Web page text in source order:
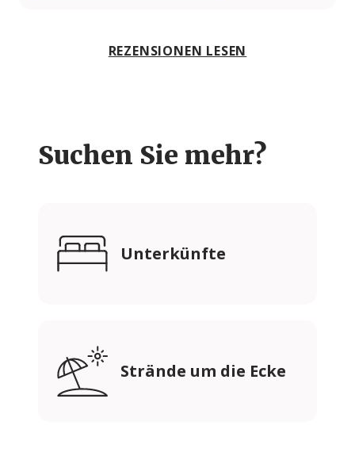
REZENSIONEN LESEN
Suchen Sie mehr?
Unterkünfte
Strände um die Ecke